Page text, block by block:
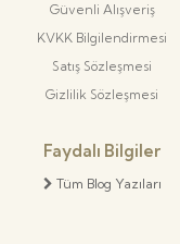
Güvenli Alışveriş
KVKK Bilgilendirmesi
Satış Sözleşmesi
Gizlilik Sözleşmesi
Faydalı Bilgiler
Tüm Blog Yazıları